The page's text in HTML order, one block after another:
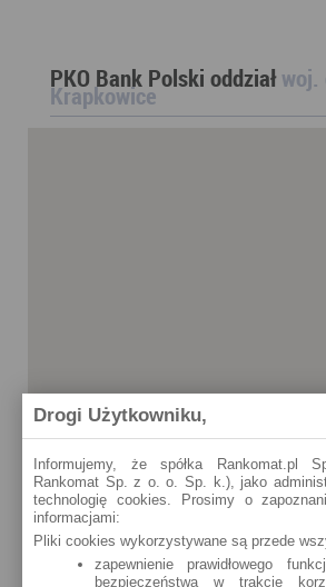
PKO Bank Polski oddziałwoj.
Krapkowice
Drogi Użytkowniku,
Informujemy, że spółka Rankomat.pl
Rankomat Sp. z o. o. Sp. k.), jako
technologię cookies. Prosimy o
informacjami:
Pliki cookies wykorzystywane są przede
zapewnienie prawidłowego
bezpieczeństwa w trakcie